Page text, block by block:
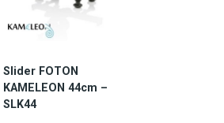
Slider FOTON
KAMELEON 44cm –
SLK44